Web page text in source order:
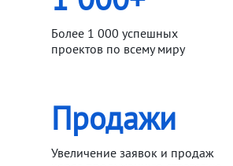
Более 1 000 успешных
проектов по всему миру
Продажи
Увеличение заявок и продаж